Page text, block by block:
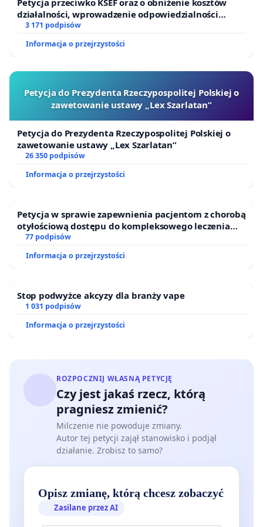
wykraczających poza bezpośrednią poprawę życia
pacjentów. Oto kilka kluczowych aspektów:
świecie badania klinicznego nad lekiem Ravicti w
kontekście mutacji SYNGAP1, STXBP1 i innych
synaptopatii. To ogromna szansa na zdobycie
cennej wiedzy na temat skuteczności i
bezpieczeństwa leku, a także na pogłębienie
rozumienia samych mutacji. Wyniki badania będą
ale również dla całej społeczności medycznej na
świecie.
Rozwój umiejętności lekarzy:
Ravicti wiąże się z nabyciem przez nich unikalnych
umiejętności i doświadczenia w zakresie
prowadzenia badań nad rzadkimi chorobami
krajach będą prowadzone kolejne badania kliniczne
nad nowymi terapiami dla mutacji SYNGAP1,
STXBP1 i innych rzadkich schorzeń.
Powstanie nowych ośrodków badawczych:
Sukces polskiego badania klinicznego nad Ravicti
infrastruktury badawczej w Polsce. Doświadczenie i
umiejętności zdobyte w trakcie tego projektu mogą
działalności, wprowadzenie odpowiedzialności
finansowej kluczowych urzędników i sędziów
3 171 podpisów
Informacja o przejrzystości
Petycja do Prezydenta Rzeczypospolitej Polskiej o
zawetowanie ustawy „Lex Szarlatan”
Petycja do Prezydenta Rzeczypospolitej Polskiej o
zawetowanie ustawy „Lex Szarlatan”
26 350 podpisów
Informacja o przejrzystości
Petycja w sprawie zapewnienia pacjentom z chorobą
otyłościową dostępu do kompleksowego leczenia
oraz programów profilaktycznych.
77 podpisów
Informacja o przejrzystości
Stop podwyżce akcyzy dla branży vape
1 031 podpisów
Informacja o przejrzystości
ROZPOCZNIJ WŁASNĄ PETYCJĘ
Czy jest jakaś rzecz, którą
pragniesz zmienić?
Milczenie nie powoduje zmiany.
Autor tej petycji zajął stanowisko i podjął
działanie. Zrobisz to samo?
Opisz zmianę, którą chcesz zobaczyć
Zasilane przez AI